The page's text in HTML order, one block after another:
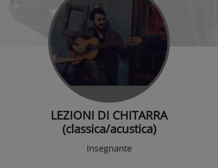
LEZIONI DI CHITARRA
(classica/acustica)
Insegnante